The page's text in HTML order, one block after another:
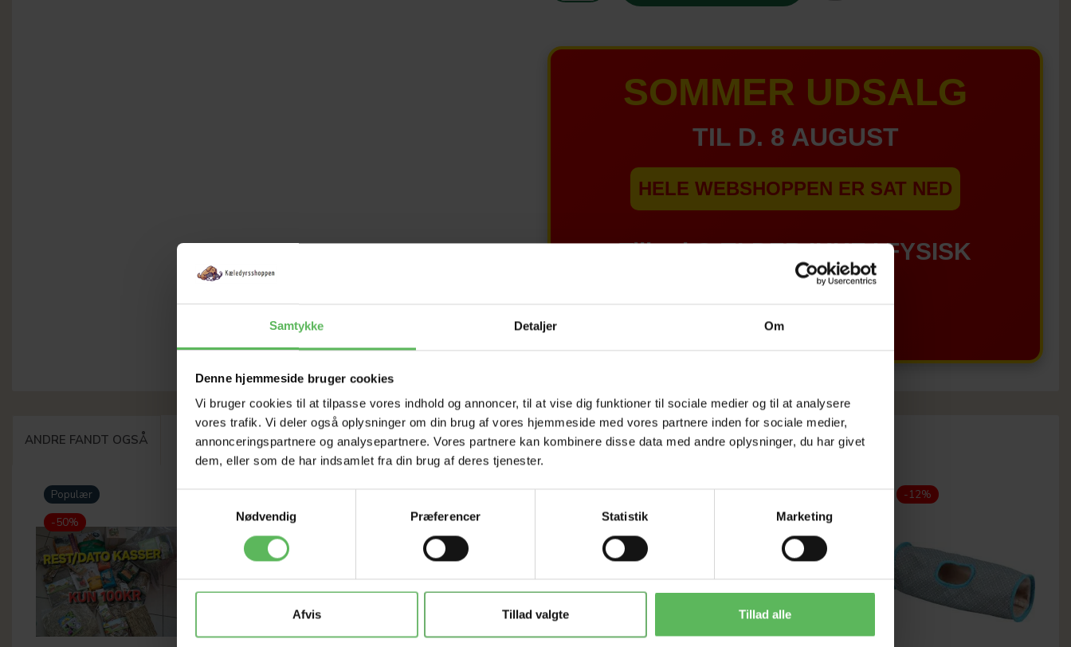
Samtykke Detaljer Om
Denne hjemmeside bruger cookies
Vi bruger cookies til at tilpasse vores indhold og annoncer, til at vise dig funktioner til sociale medier og til at analysere
vores trafik. Vi deler også oplysninger om din brug af vores hjemmeside med vores partnere inden for sociale medier,
annonceringspartnere og analysepartnere. Vores partnere kan kombinere disse data med andre oplysninger, du har givet
dem, eller som de har indsamlet fra din brug af deres tjenester.
Nødvendig
Præferencer Statistik Marketing
Afvis Tillad valgte Tillad alle
SOMMER UDSALG
TIL D. 8 AUGUST
HELE WEBSHOPPEN ER SAT NED
Tilbud GÆLDER IKKE I FYSISK
BUTIKKERE
ANDRE FANDT OGSÅ
Populær
-50%
-12% -12% -12% -12% -12%